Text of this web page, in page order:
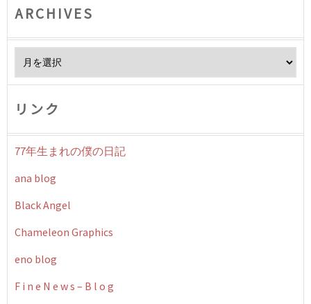
ARCHIVES
リンク
77年生まれの僕の日記
ana blog
Black Angel
Chameleon Graphics
eno blog
F i n e N e w s – B l o g